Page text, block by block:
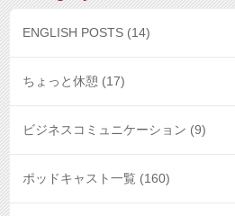
ENGLISH POSTS (14)
ちょっと休憩 (17)
ビジネスコミュニケーション (9)
ポッドキャスト一覧 (160)